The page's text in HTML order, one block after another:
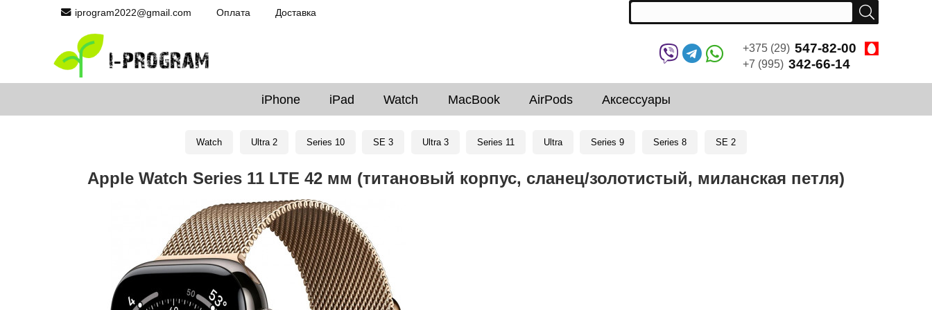
iprogram2022@gmail.com Оплата Доставка
+375 (29) 547-82-00
+7 (995) 342-66-14
iPhone iPad Watch MacBook AirPods Аксессуары
Watch Ultra 2 Series 10 SE 3 Ultra 3 Series 11 Ultra Series 9 Series 8 SE 2
Apple Watch Series 11 LTE 42 мм (титановый корпус, сланец/золотистый, миланская петля)